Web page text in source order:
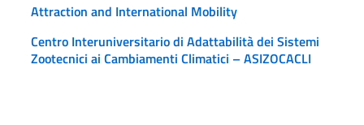
Attraction and International Mobility
Centro Interuniversitario di Adattabilità dei Sistemi
Zootecnici ai Cambiamenti Climatici – ASIZOCACLI